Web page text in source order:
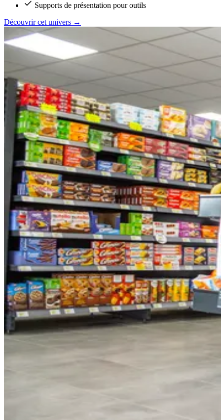
Supports de présentation pour outils
Découvrir cet univers →